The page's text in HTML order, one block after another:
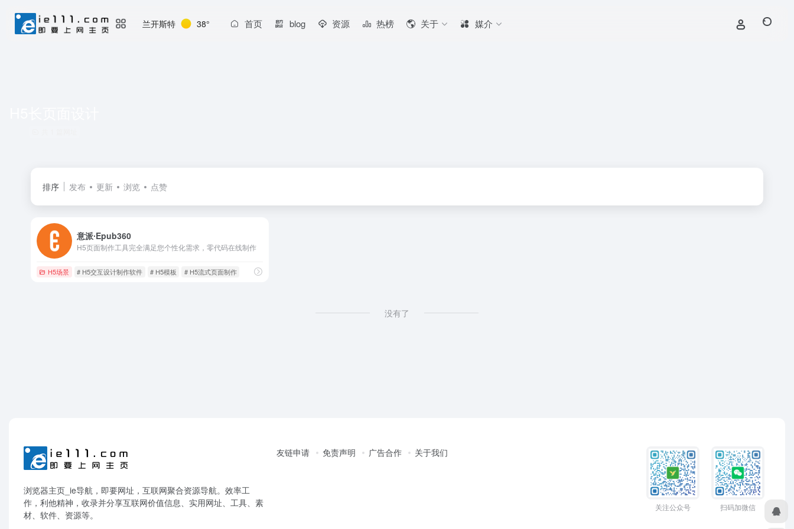
兰开斯特 38° 首页 blog 资源 热榜 关于 媒介
排序 发布 更新 浏览 点赞
意派∙Epub360
H5页面制作工具完全满足您个性化需求，零代码在线制作
H5场景 # H5交互设计制作软件 # H5模板 # H5流式页面制作
没有了
浏览器主页_ie导航，即要网址，互联网聚合资源导航。效率工
作，利他精神，收录并分享互联网价值信息、实用网址、工具、素
材、软件、资源等。
友链申请 免责声明 广告合作 关于我们
关注公众号 扫码加微信